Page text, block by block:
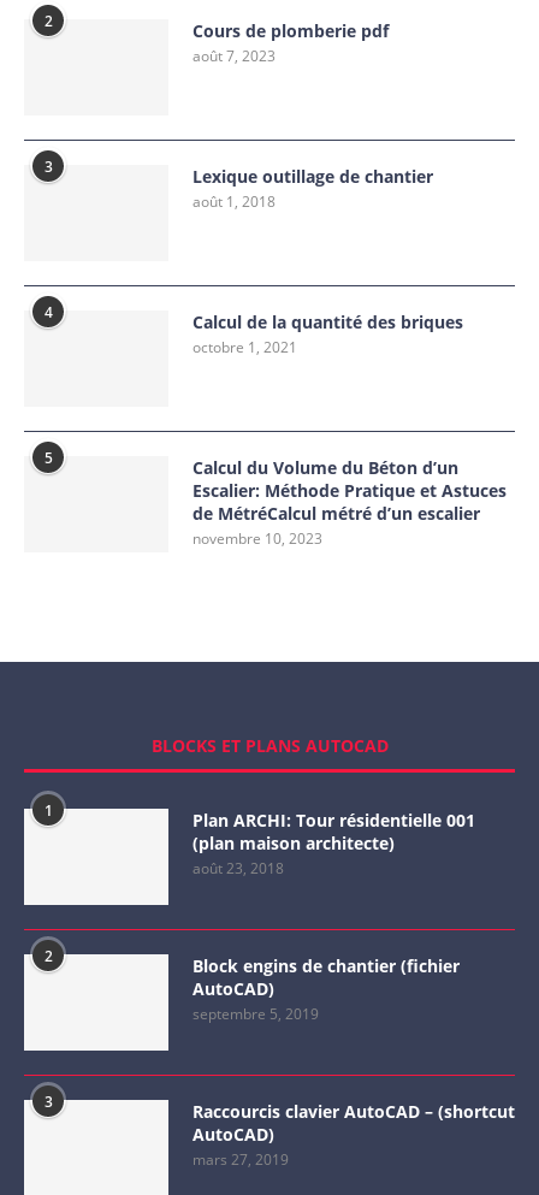
2 Cours de plomberie pdf
août 7, 2023
3 Lexique outillage de chantier
août 1, 2018
4 Calcul de la quantité des briques
octobre 1, 2021
5
Calcul du Volume du Béton d’un
Escalier: Méthode Pratique et Astuces
de MétréCalcul métré d’un escalier
novembre 10, 2023
BLOCKS ET PLANS AUTOCAD
1
Plan ARCHI: Tour résidentielle 001
(plan maison architecte)
août 23, 2018
2
Block engins de chantier (fichier
AutoCAD)
septembre 5, 2019
3
Raccourcis clavier AutoCAD – (shortcut
AutoCAD)
mars 27, 2019